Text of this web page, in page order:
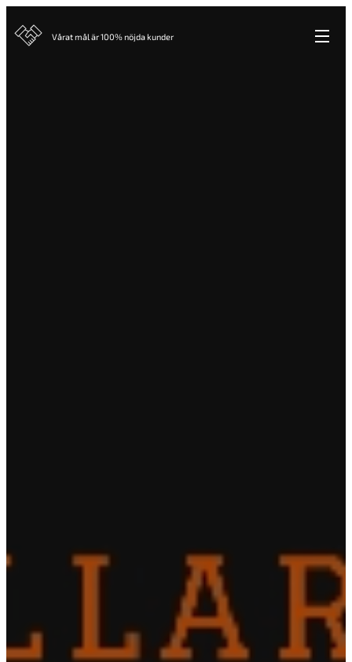
Vårat mål är 100% nöjda kunder